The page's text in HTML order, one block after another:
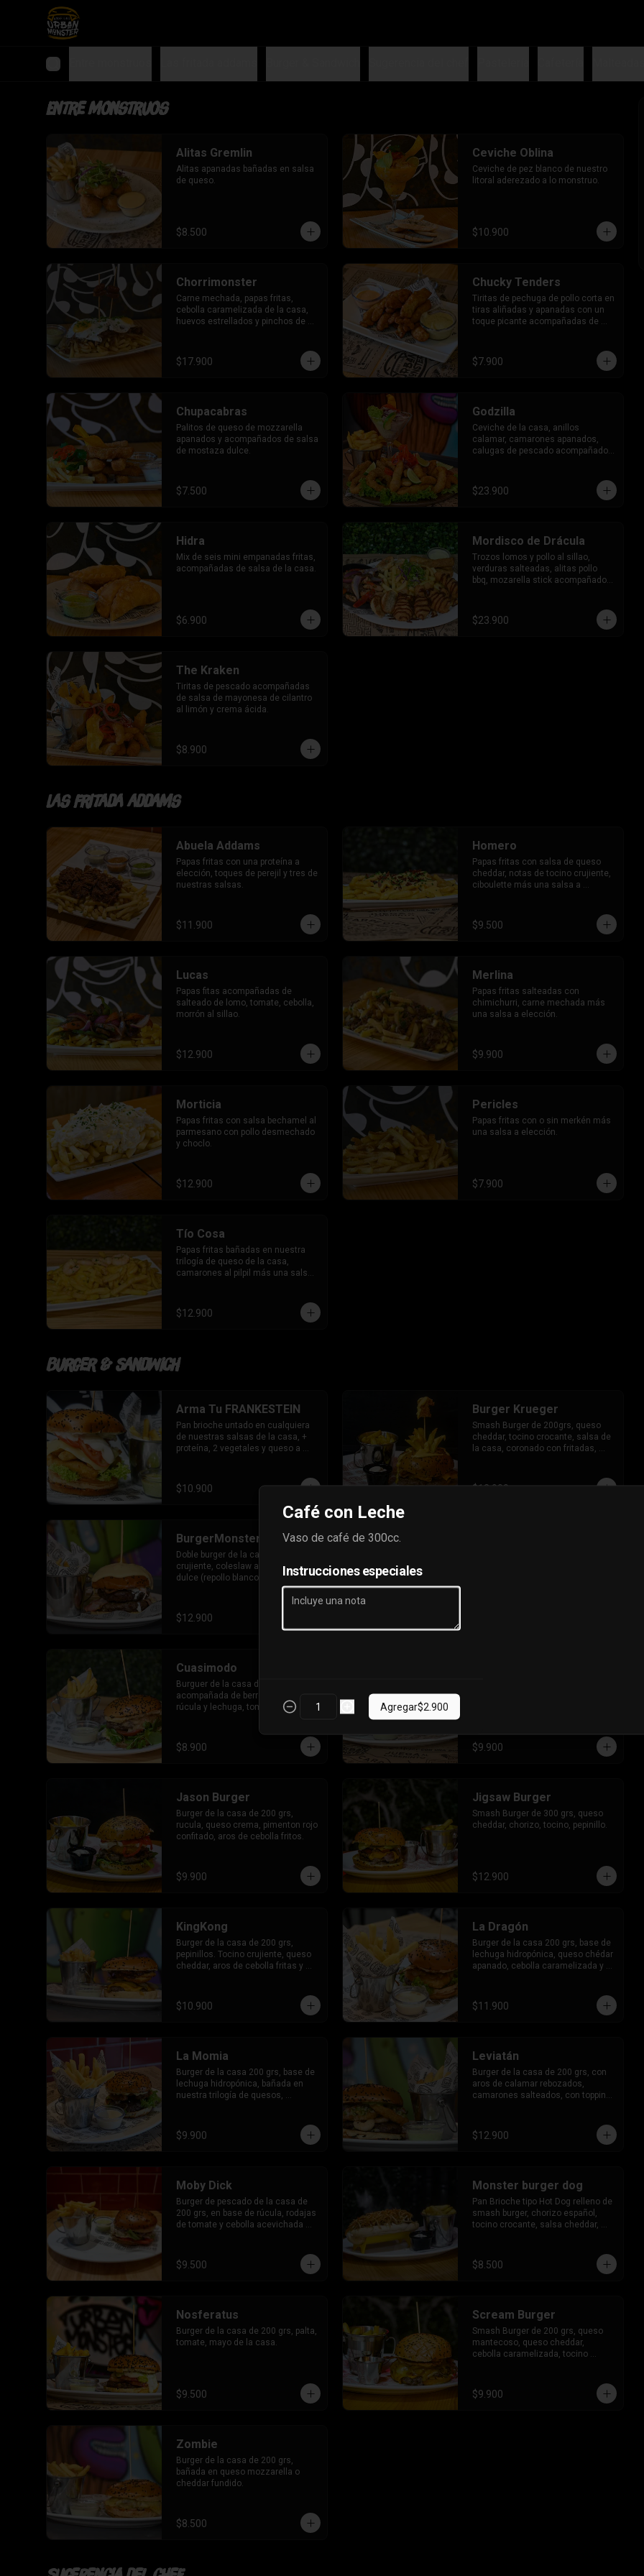
Entre monstruos
Alitas Gremlin
Alitas apanadas bañadas en salsa
de queso.
$8.500
Ceviche Oblina
Ceviche de pez blanco de nuestro
litoral aderezado a lo monstruo.
$10.900
Chorrimonster
Carne mechada, papas fritas,
cebolla caramelizada de la casa,
huevos estrellados y pinchos de
$17.900
Chucky Tenders
Tiritas de pechuga de pollo corta en
tiras aliñadas y apanadas con un
toque picante acompañadas de
$7.900
Chupacabras
Palitos de queso de mozzarella
apanados y acompañados de salsa
de mostaza dulce.
$7.500
Godzilla
Ceviche de la casa, anillos
calamar, camarones apanados,
calugas de pescado acompañado
$23.900
Hidra
Mix de seis mini empanadas fritas,
acompañadas de salsa de la casa.
$6.900
Mordisco de Drácula
Trozos lomos y pollo al sillao,
verduras salteadas, alitas pollo
bbq, mozarella stick acompañado
$23.900
The Kraken
Tiritas de pescado acompañadas
de salsa de mayonesa de cilantro
al limón y crema ácida.
$8.900
Las fritada addams
Abuela Addams
Papas fritas con una proteína a
elección, toques de perejil y tres de
nuestras salsas.
$11.900
Homero
Papas fritas con salsa de queso
cheddar, notas de tocino crujiente,
ciboulette más una salsa a
$9.500
Lucas
Papas fitas acompañadas de
salteado de lomo, tomate, cebolla,
morrón al sillao.
$12.900
Merlina
Papas fritas salteadas con
chimichurri, carne mechada más
una salsa a elección.
$9.900
Morticia
Papas fritas con salsa bechamel al
parmesano con pollo desmechado
y choclo.
$12.900
Pericles
Papas fritas con o sin merkén más
una salsa a elección.
$7.900
Tío Cosa
Papas fritas bañadas en nuestra
trilogía de queso de la casa,
camarones al pilpil más una salsa
$12.900
Burger & Sandwich
Arma Tu FRANKESTEIN
Pan brioche untado en cualquiera
de nuestras salsas de la casa, +
proteína, 2 vegetales y queso a
$10.900
Burger Krueger
Smash Burger de 200grs, queso
cheddar, tocino crocante, salsa de
la casa, coronado con fritadas,
$12.900
BurgerMonster
Doble burger de la casa, tocino
crujiente, coleslaw a la mostaza
dulce (repollo blanco, morado,
zanahoria, mostaza, pimienta,
nuestra trilogía de queso.
$12.900
Cuasimodo
Burguer de la casa de 200g
acompañada de berros,  mix  de
rúcula y lechuga, tomates asado y
$8.900 $9.900
Jason Burger
Burger de la casa de 200 grs,
rucula, queso crema, pimenton rojo
confitado, aros de cebolla fritos.
$9.900
Jigsaw Burger
Smash Burger de 300 grs, queso
cheddar, chorizo, tocino, pepinillo.
$12.900
KingKong
Burger de la casa de 200 grs,
pepinillos. Tocino crujiente, queso
cheddar, aros de cebolla fritas y
$10.900
La Dragón
Burger de la casa 200 grs, base de
lechuga hidropónica, queso chédar
apanado, cebolla caramelizada y
$11.900
La Momia
Burger de la casa 200 grs, base de
lechuga hidropónica, bañada en
nuestra trilogía de quesos,
nueces.
$9.900
Leviatán
Burger de la casa de 200 grs, con
aros de calamar rebozados,
camarones salteados, con topping
$12.900
Moby Dick
Burger de pescado de la casa de
200 grs, en base de rúcula, rodajas
de tomate y cebolla acevichada
$9.500
Monster burger dog
Pan Brioche tipo Hot Dog relleno de
smash burger, chorizo español,
tocino crocante, salsa cheddar,
$8.500
Nosferatus
Burger de la casa de 200 grs, palta,
tomate, mayo de la casa.
$9.500
Scream Burger
Smash Burger de 200 grs, queso
mantecoso, queso cheddar,
cebolla caramelizada, tocino
$9.900
Zombie
Burger de la casa de 200 grs,
bañada en queso mozzarella o
cheddar fundido.
$8.500
Café con Leche
Vaso de café de 300cc.
Instrucciones especiales
Agregar$2.900